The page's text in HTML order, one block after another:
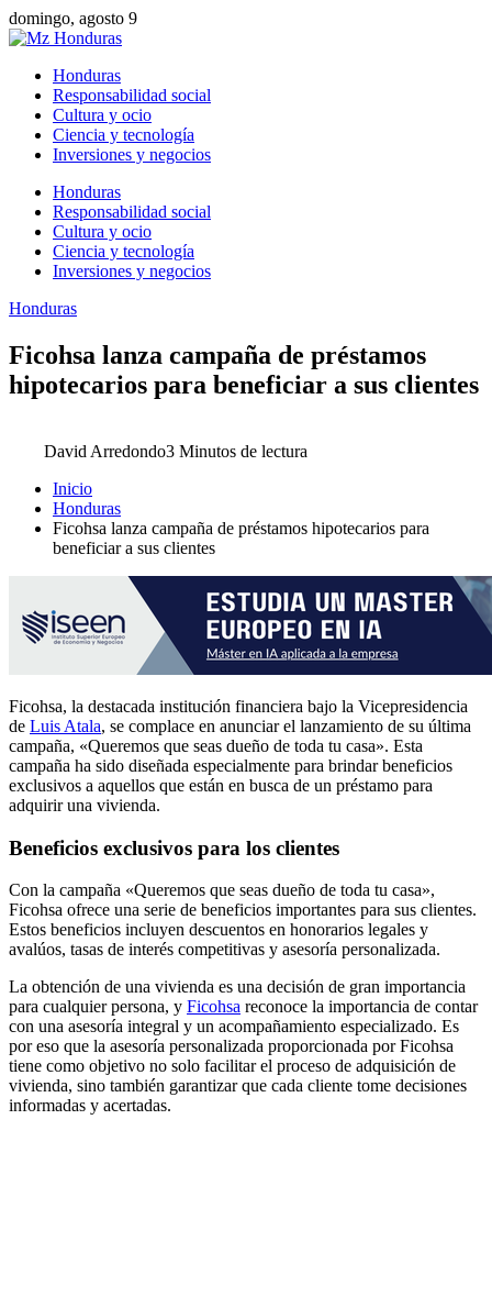
domingo, agosto 9
Honduras
Responsabilidad social
Cultura y ocio
Ciencia y tecnología
Inversiones y negocios
Honduras
Responsabilidad social
Cultura y ocio
Ciencia y tecnología
Inversiones y negocios
Honduras
Ficohsa lanza campaña de préstamos
hipotecarios para beneficiar a sus clientes
David Arredondo3 Minutos de lectura
Inicio
Honduras
Ficohsa lanza campaña de préstamos hipotecarios para
beneficiar a sus clientes
Ficohsa, la destacada institución financiera bajo la Vicepresidencia
de Luis Atala, se complace en anunciar el lanzamiento de su última
campaña, «Queremos que seas dueño de toda tu casa». Esta
campaña ha sido diseñada especialmente para brindar beneficios
exclusivos a aquellos que están en busca de un préstamo para
adquirir una vivienda.
Beneficios exclusivos para los clientes
Con la campaña «Queremos que seas dueño de toda tu casa»,
Ficohsa ofrece una serie de beneficios importantes para sus clientes.
Estos beneficios incluyen descuentos en honorarios legales y
avalúos, tasas de interés competitivas y asesoría personalizada.
La obtención de una vivienda es una decisión de gran importancia
para cualquier persona, y Ficohsa reconoce la importancia de contar
con una asesoría integral y un acompañamiento especializado. Es
por eso que la asesoría personalizada proporcionada por Ficohsa
tiene como objetivo no solo facilitar el proceso de adquisición de
vivienda, sino también garantizar que cada cliente tome decisiones
informadas y acertadas.